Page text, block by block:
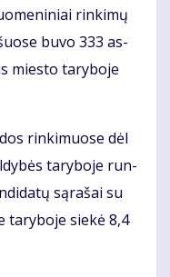
rin­ki­mų
bu­vo 333 as­
mies­to ta­ry­bo­je
rin­ki­muo­se dėl
ta­ry­bo­je run­
są­ra­šai su
ta­ry­bo­je sie­kė 8,4